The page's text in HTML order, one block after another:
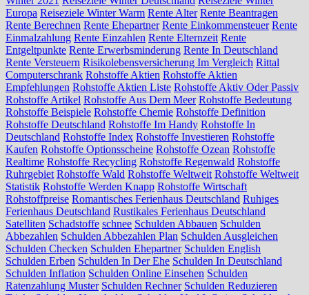
Europa Reiseziele Winter Warm Rente Alter Rente Beantragen
Rente Berechnen Rente Ehepartner Rente Einkommensteuer Rente
Einmalzahlung Rente Einzahlen Rente Elternzeit Rente
Entgeltpunkte Rente Erwerbsminderung Rente In Deutschland
Rente Versteuern Risikolebensversicherung Im Vergleich Rittal
Computerschrank Rohstoffe Aktien Rohstoffe Aktien
Empfehlungen Rohstoffe Aktien Liste Rohstoffe Aktiv Oder Passiv
Rohstoffe Artikel Rohstoffe Aus Dem Meer Rohstoffe Bedeutung
Rohstoffe Beispiele Rohstoffe Chemie Rohstoffe Definition
Rohstoffe Deutschland Rohstoffe Im Handy Rohstoffe In
Deutschland Rohstoffe Index Rohstoffe Investieren Rohstoffe
Kaufen Rohstoffe Optionsscheine Rohstoffe Ozean Rohstoffe
Realtime Rohstoffe Recycling Rohstoffe Regenwald Rohstoffe
Ruhrgebiet Rohstoffe Wald Rohstoffe Weltweit Rohstoffe Weltweit
Statistik Rohstoffe Werden Knapp Rohstoffe Wirtschaft
Rohstoffpreise Romantisches Ferienhaus Deutschland Ruhiges
Ferienhaus Deutschland Rustikales Ferienhaus Deutschland
Satelliten Schadstoffe schnee Schulden Abbauen Schulden
Abbezahlen Schulden Abbezahlen Plan Schulden Ausgleichen
Schulden Checken Schulden Ehepartner Schulden English
Schulden Erben Schulden In Der Ehe Schulden In Deutschland
Schulden Inflation Schulden Online Einsehen Schulden
Ratenzahlung Muster Schulden Rechner Schulden Reduzieren